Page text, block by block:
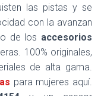
las pistas y se
con la avanzan
de los accesorios
100% originales,
de alta gama.
para mujeres aquí.